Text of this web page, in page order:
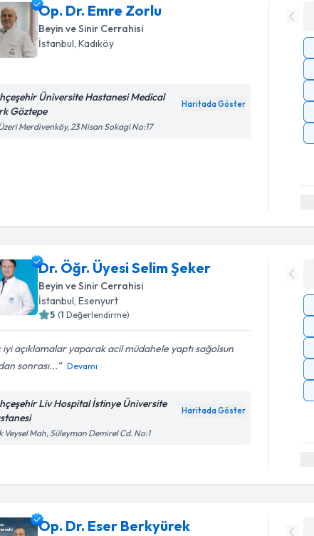
Op. Dr. Emre Zorlu
Beyin ve Sinir Cerrahisi
İstanbul ,Kadıköy
Üniversite Hastanesi Medical
Göztepe
Haritada Göster
Merdivenköy, 23 Nisan Sokagi No:17
Dr. Öğr. Üyesi Selim Şeker
Beyin ve Sinir Cerrahisi
İstanbul,Esenyurt
5 (1 Değerlendirme)
iyi açıklamalar yaparak acil müdahele yaptı sağolsun
sonrası...
Devamı
Liv Hospital İstinye Üniversite
Haritada Göster
Veysel Mah, Süleyman Demirel Cd. No:1
Op. Dr. Eser Berkyürek